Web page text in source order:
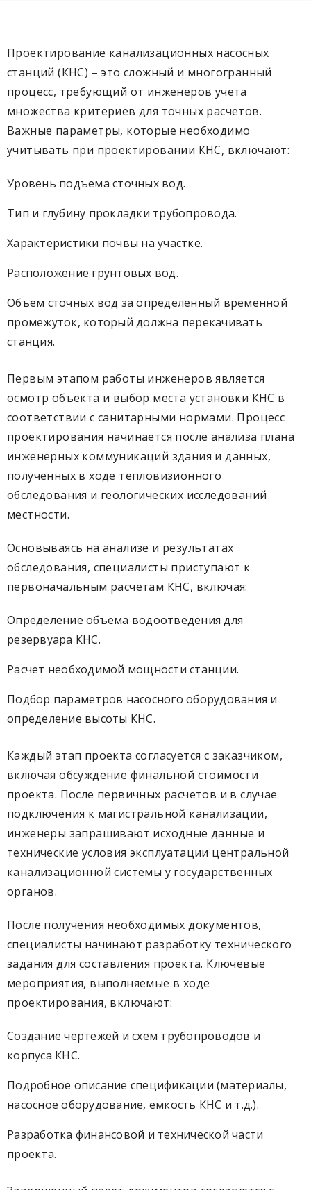
Проектирование канализационных насосных
станций (КНС) – это сложный и многогранный
процесс, требующий от инженеров учета
множества критериев для точных расчетов.
Важные параметры, которые необходимо
учитывать при проектировании КНС, включают:
Уровень подъема сточных вод.
Тип и глубину прокладки трубопровода.
Характеристики почвы на участке.
Расположение грунтовых вод.
Объем сточных вод за определенный временной
промежуток, который должна перекачивать
станция.
Первым этапом работы инженеров является
осмотр объекта и выбор места установки КНС в
соответствии с санитарными нормами. Процесс
проектирования начинается после анализа плана
инженерных коммуникаций здания и данных,
полученных в ходе тепловизионного
обследования и геологических исследований
местности.
Основываясь на анализе и результатах
обследования, специалисты приступают к
первоначальным расчетам КНС, включая:
Определение объема водоотведения для
резервуара КНС.
Расчет необходимой мощности станции.
Подбор параметров насосного оборудования и
определение высоты КНС.
Каждый этап проекта согласуется с заказчиком,
включая обсуждение финальной стоимости
проекта. После первичных расчетов и в случае
подключения к магистральной канализации,
инженеры запрашивают исходные данные и
технические условия эксплуатации центральной
канализационной системы у государственных
органов.
После получения необходимых документов,
специалисты начинают разработку технического
задания для составления проекта. Ключевые
мероприятия, выполняемые в ходе
проектирования, включают:
Создание чертежей и схем трубопроводов и
корпуса КНС.
Подробное описание спецификации (материалы,
насосное оборудование, емкость КНС и т.д.).
Разработка финансовой и технической части
проекта.